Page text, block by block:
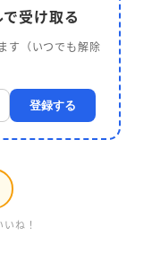
受け取る
す（いつでも解除
登録する
ね！